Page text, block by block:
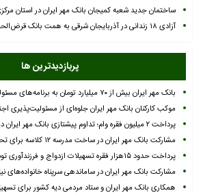
ساختمان جدید شعبه کمیجان بانک مهر ایران در استان
آزادی ۱۸ زندانی در آذربایجان شرقی به همت بانک قرض‌الحسنه مهر ایران
پربازدیدترین ها
بانک مهر ایران بیش از ۷۰ میلیارد تومان به برنامه‌های مسئولیت اجتماعی اختصاص داد
موکب کارکنان بانک مهر ایران جلوه‌ای از مسئولیت‌پذیری
پرداخت ۲ میلیون فقره وام؛ تداوم پیشتازی بانک مهر ایران در پرداخت وام قرض‌الحسنه
مشارکت بانک مهر ایران در ساخت مدرسه ۱۲ کلاسه برای تحقق عدالت آموزشی
پرداخت حدود ۱۵هزار فقره تسهیلات ازدواج و فرزندآوری توسط بانک مهر ایران
مشارکت بانک مهر ایران در ساماندهی سرپناه خانواده‌های
همکاری بانک مهر ایران و ستاد مردمی دیه کشور برای